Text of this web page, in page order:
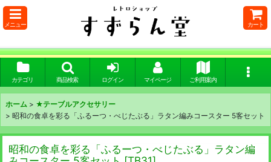
メニュー カート
カテゴリ 商品検索 ログイン マイページ ご利用案内
ホーム > ★テーブルアクセサリー
> 昭和の食卓を彩る「ふるーつ・べじたぶる」ラタン編みコースター 5客セット
昭和の食卓を彩る「ふるーつ・べじたぶる」ラタン編